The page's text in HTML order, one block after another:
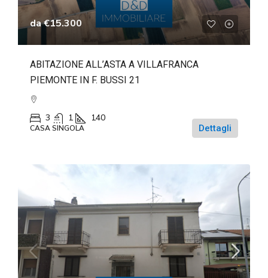
da€15.300
ABITAZIONE ALL’ASTA A VILLAFRANCA
PIEMONTE IN F. BUSSI 21
3 1 140
CASA SINGOLA Dettagli